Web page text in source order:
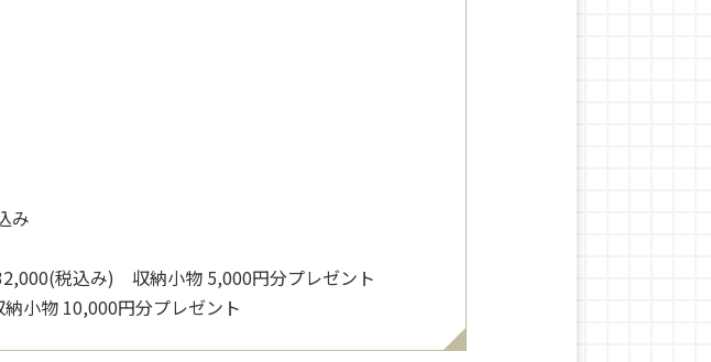
み
税込み) 収納小物 5,000円分プレゼント
小物 10,000円分プレゼント